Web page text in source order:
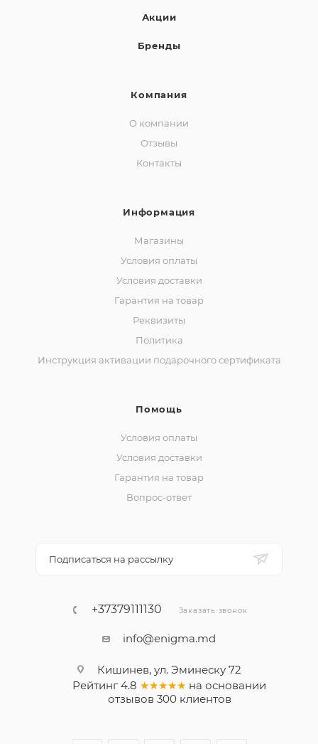
Акции
Бренды
Компания
О компании
Отзывы
Контакты
Информация
Магазины
Условия оплаты
Условия доставки
Гарантия на товар
Реквизиты
Политика
Инструкция активации подарочного сертификата
Помощь
Условия оплаты
Условия доставки
Гарантия на товар
Вопрос-ответ
Подписаться на рассылку
+37379111130 Заказать звонок
info@enigma.md
Кишинев, ул. Эминеску 72
Рейтинг 4.8 ★★★★★ на основании
отзывов 300клиентов